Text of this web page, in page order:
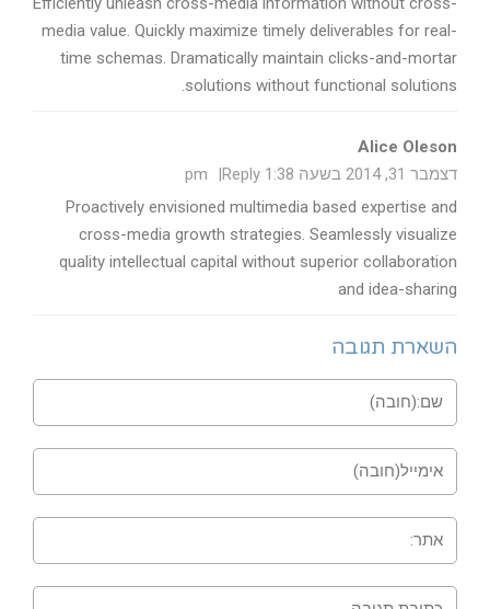
media value. Quickly maximize timely deliverables for real-
time schemas. Dramatically maintain clicks-and-mortar
solutions without functional solutions.
Alice Oleson
דצמבר 31, 2014 בשעה 1:38 pm
Reply
Proactively envisioned multimedia based expertise and
cross-media growth strategies. Seamlessly visualize
quality intellectual capital without superior collaboration
and idea-sharing
השארת תגובה